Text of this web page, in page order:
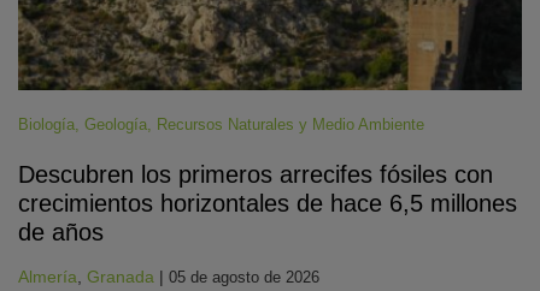
Biología, Geología, Recursos Naturales y Medio Ambiente
Descubren los primeros arrecifes fósiles con
crecimientos horizontales de hace 6,5 millones
de años
Almería, Granada | 05 de agosto de 2026